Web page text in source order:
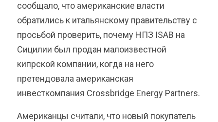
сообщало, что американские власти
обратились к итальянскому правительству с
просьбой проверить, почему НПЗ ISAB на
Сицилии был продан малоизвестной
кипрской компании, когда на него
претендовала американская
инвесткомпания Crossbridge Energy Partners.
Американцы считали, что новый покупатель